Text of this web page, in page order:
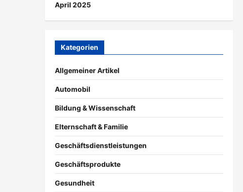
April 2025
Kategorien
Allgemeiner Artikel
Automobil
Bildung & Wissenschaft
Elternschaft & Familie
Geschäftsdienstleistungen
Geschäftsprodukte
Gesundheit